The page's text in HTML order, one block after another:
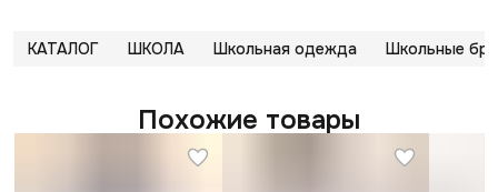
КАТАЛОГ ШКОЛА Школьная одежда Школьные
Похожие товары